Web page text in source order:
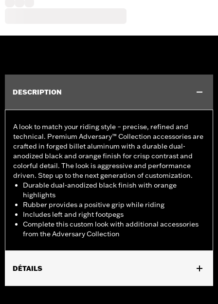
DESCRIPTION
A look to match your riding style – precise, refined and
technical. Premium Adversary™ Collection accessories are
crafted in forged billet aluminum with a durable dual-
anodized black and orange finish for crisp contrast and
colorful detail. The look is aggressive and performance
driven. Step up to the next generation of customization.
Durable dual-anodized black finish with orange
highlights
Rubber provides a positive grip while riding
Includes left and right footpegs
Complete this custom look with additional accessories
from the Adversary Collection
DÉTAILS